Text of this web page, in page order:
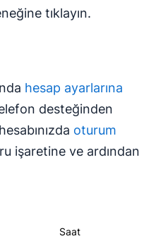
tıklayın.
hesap ayarlarına
desteğinden
oturum
işaretine ve ardından
Saat